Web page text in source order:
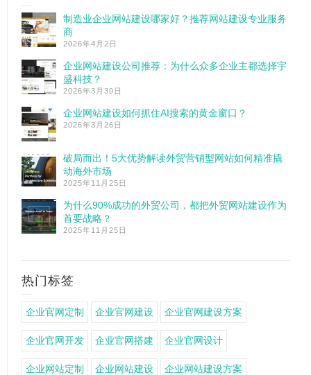
制造业企业网站建设哪家好？推荐网站建设专业服务
商
2026年4月2日
企业网站建设公司推荐：为什么众多企业主都选择宇
盛科技？
2026年3月30日
企业网站建设如何抓住AI搜索的黄金窗口？
2026年3月26日
破局而出！5大优势解读外贸营销型网站如何精准撬
动海外市场
2025年11月25日
为什么90%成功的外贸公司，都把外贸网站建设作为
首要战略？
2025年11月25日
热门标签
企业官网定制 企业官网建设 企业官网建设方案
企业官网开发 企业官网搭建 企业官网设计
企业网站定制 企业网站建设 企业网站建设方案